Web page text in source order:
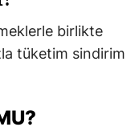
birlikte
tüketim sindirim